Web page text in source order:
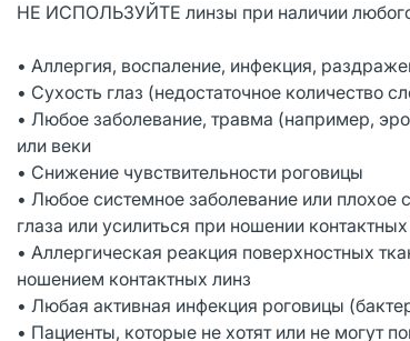
НЕ ИСПОЛЬЗУЙТЕ линзы при наличии
• Аллергия, воспаление, инфекция,
• Сухость глаз (недостаточное количество
• Любое заболевание, травма (например,
или веки
• Снижение чувствительности роговицы
• Любое системное заболевание или плохое
глаза или усилиться при ношении
• Аллергическая реакция поверхностных
ношением контактных линз
• Любая активная инфекция роговицы
• Пациенты, которые не хотят или не могут